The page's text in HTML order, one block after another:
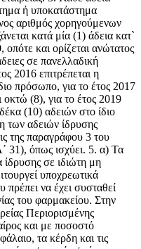
ή υποκατάστημα
αριθμός χορηγούμενων
κατά μία (1) άδεια κατ`
και ορίζεται ανώτατος
σε πανελλαδική
2016 επιτρέπεται η
πρόσωπο, για το έτος 2017
οκτώ (8), για το έτος 2019
(10) αδειών στο ίδιο
των αδειών ίδρυσης
της παραγράφου 3 του
όπως ισχύει. 5. α) Τα
ίδρυσης σε ιδιώτη μη
υποχρεωτικά
πρέπει να έχει συσταθεί
του φαρμακείου. Στην
Περιορισμένης
και με ποσοστό
τα κέρδη και τις